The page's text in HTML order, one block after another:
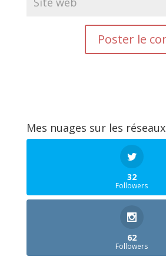
Mes nuages sur les réseaux
32
Followers
62
Followers